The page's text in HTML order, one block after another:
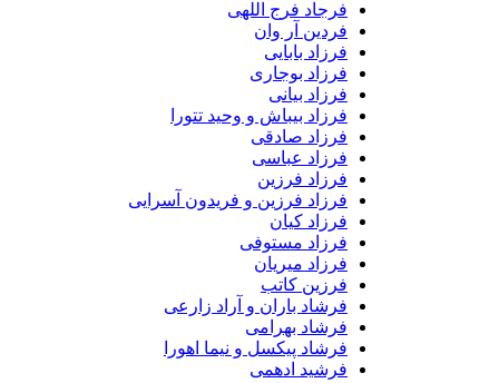
فرجاد فرج اللهی
فردین آر وان
فرزاد بابایی
فرزاد بوجاری
فرزاد بیانی
فرزاد بیباش و وحید تتورا
فرزاد صادقی
فرزاد عباسی
فرزاد فرزین
فرزاد فرزین و فریدون آسرایی
فرزاد کیان
فرزاد مستوفی
فرزاد میریان
فرزین کاتب
فرشاد باران و آراد زارعی
فرشاد بهرامی
فرشاد پیکسل و نیما اهورا
فرشید ادهمی